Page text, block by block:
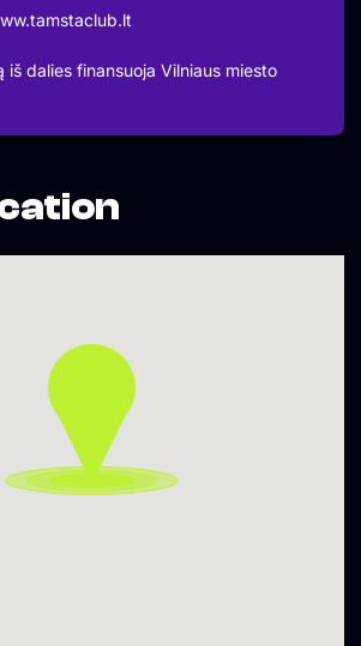
iš dalies finansuoja Vilniaus miesto